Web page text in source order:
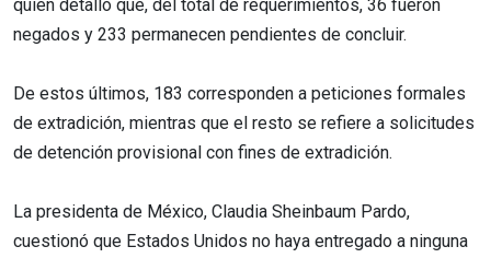
quien detalló que, del total de requerimientos, 36 fueron
negados y 233 permanecen pendientes de concluir.
De estos últimos, 183 corresponden a peticiones formales
de extradición, mientras que el resto se refiere a solicitudes
de detención provisional con fines de extradición.
La presidenta de México, Claudia Sheinbaum Pardo,
cuestionó que Estados Unidos no haya entregado a ninguna